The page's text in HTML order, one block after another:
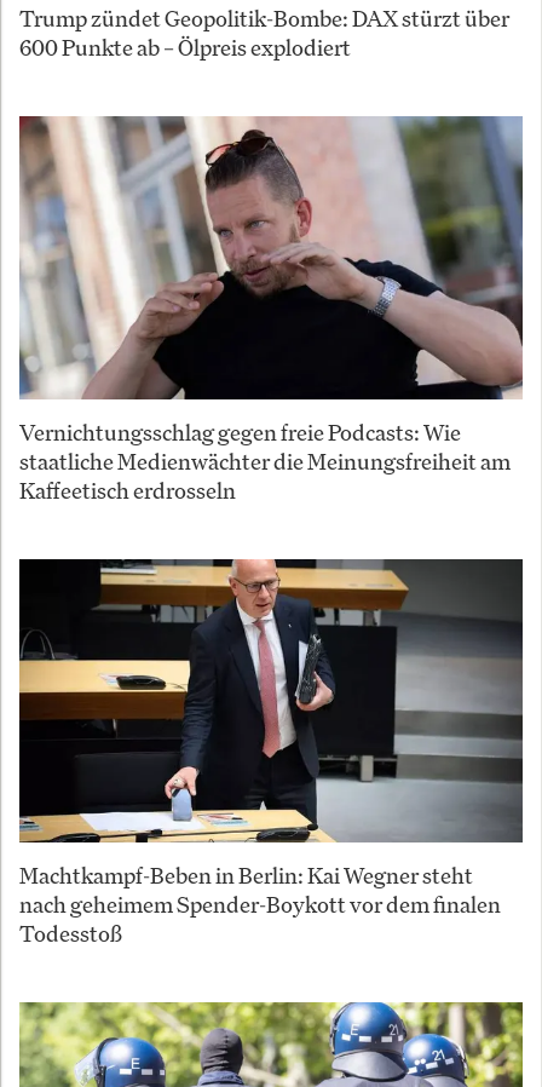
Trump zündet Geopolitik-Bombe: DAX stürzt über
600 Punkte ab – Ölpreis explodiert
Vernichtungsschlag gegen freie Podcasts: Wie
staatliche Medienwächter die Meinungsfreiheit am
Kaffeetisch erdrosseln
Machtkampf-Beben in Berlin: Kai Wegner steht
nach geheimem Spender-Boykott vor dem finalen
Todesstoß